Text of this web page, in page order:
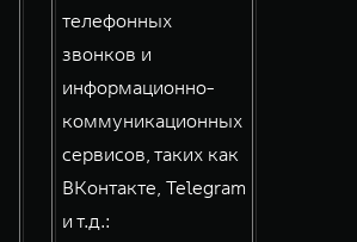
телефонных
звонков и
информационно-
коммуникационных
сервисов, таких как
ВКонтакте, Telegram
и т.д.: